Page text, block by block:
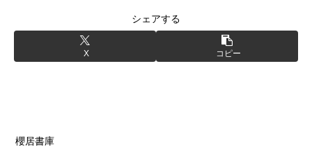
シェアする
X コピー
櫻居書庫